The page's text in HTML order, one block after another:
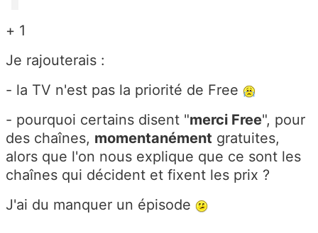
+ 1
Je rajouterais :
- la TV n'est pas la priorité de Free
- pourquoi certains disent "merci Free", pour
des chaînes, momentanément gratuites,
alors que l'on nous explique que ce sont les
chaînes qui décident et fixent les prix ?
J'ai du manquer un épisode